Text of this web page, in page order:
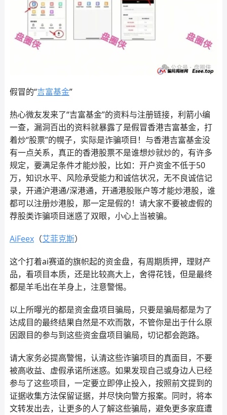
假冒的“吉富基金”
热心微友发来了“吉富基金”的资料与注册链接，利箭小编
一查，漏洞百出的资料就暴露了是假冒香港吉富基金，打
着炒“股票”的幌子，实际是诈骗项目！与香港吉富基金没
有一点关系，真正的香港股票不是谁想炒就炒的，有许多
规定，要满足条件才能炒股，比如：开户资金不低于50
万，知识水平、风险承受能力和诚信状况，无不良诚信记
录，开通沪港通/深港通，开通港股账户等才能炒港股，谁
都可以注册炒港股，那一定是假的！请大家不要被虚假的
荐股类诈骗项目迷惑了双眼，小心上当被骗。
AiFeex（艾菲克斯）
这个打着ai赛道的旗帜起的资金盘，有周期质押，理财产
品，看项目本质，还是比较高大上，舍得花钱，但是最终
都是羊毛出在羊身上，注意警惕。
以上所曝光的都是资金盘项目骗局，只要是骗局都是为了
达成目的最终结果自然是不欢而散，不管你是出于什么原
因跟目的参与到这些资金盘项目骗局，切记都会跑路。
请大家务必提高警惕，认清这些诈骗项目的真面目，不要
被高收益、虚假承诺所迷惑。如果发现自己或身边人已经
参与了这些项目，一定要立即停止投入，按照前文提到的
证据收集方法保留证据，并尽快向警方报案。同时，将本
文转发出去，让更多的人了解这些骗局，避免更多家庭遭